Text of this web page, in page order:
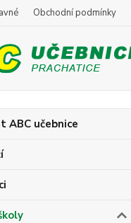
Obchodní podmínky
ABC učebnice